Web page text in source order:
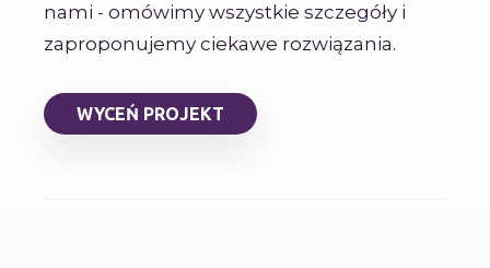
nami - omówimy wszystkie szczegóły i
zaproponujemy ciekawe rozwiązania.
WYCEŃ PROJEKT